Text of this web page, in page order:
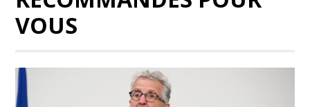
VOUS